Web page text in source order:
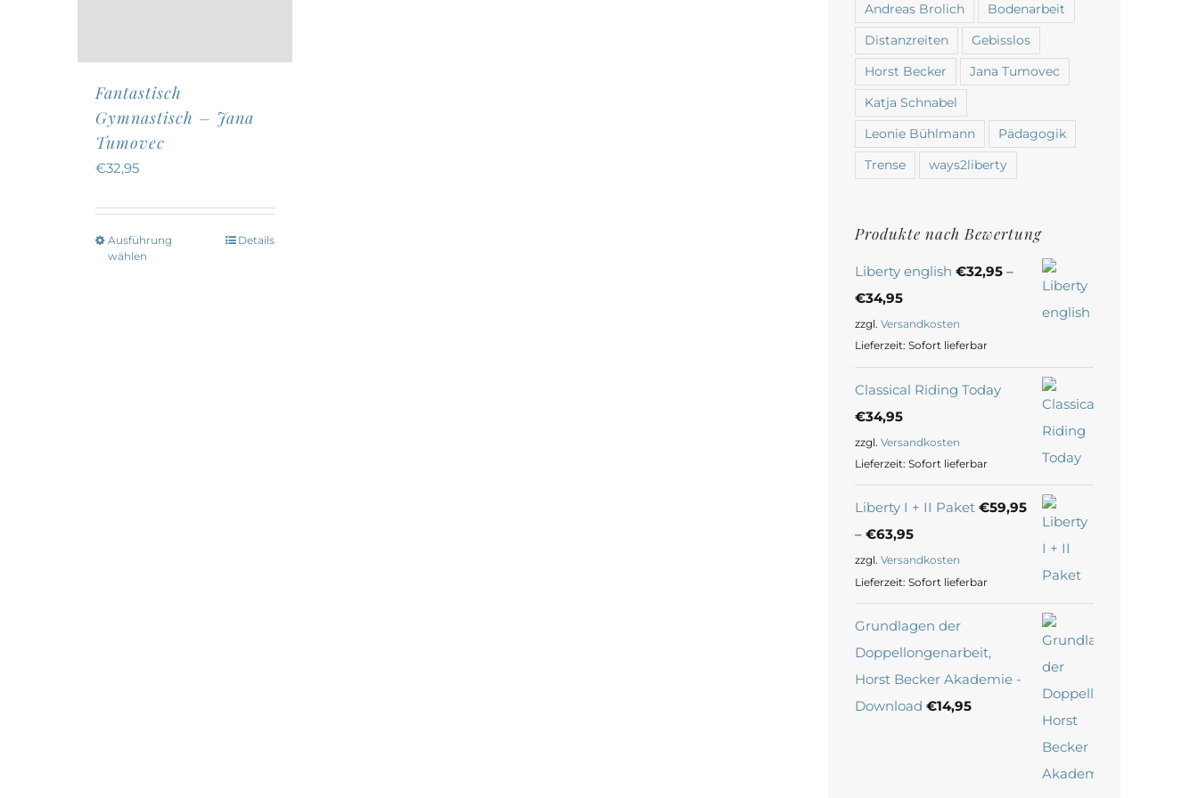
Fantastisch
Gymnastisch – Jana
Tumovec
€32,95
Ausführung
wählen
Details
Andreas Brolich Bodenarbeit
Distanzreiten Gebisslos
Horst Becker Jana Tumovec
Katja Schnabel
Leonie Bühlmann Pädagogik
Trense ways2liberty
Produkte nach Bewertung
Liberty english €32,95 –
€34,95
zzgl.Versandkosten
Lieferzeit:Sofort lieferbar
Classical Riding Today
€34,95
zzgl.Versandkosten
Lieferzeit:Sofort lieferbar
Liberty I + II Paket €59,95
–€63,95
zzgl.Versandkosten
Lieferzeit:Sofort lieferbar
Grundlagen der
Doppellongenarbeit,
Horst Becker Akademie -
Download €14,95